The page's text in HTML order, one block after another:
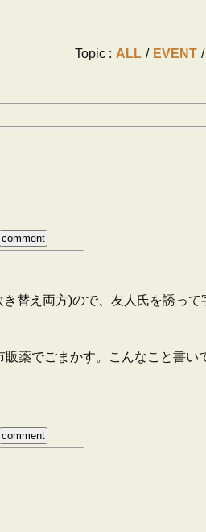
Topic : ALL / EVENT /
替え両方)ので、友人氏を誘って
薬でごまかす。こんなこと書い